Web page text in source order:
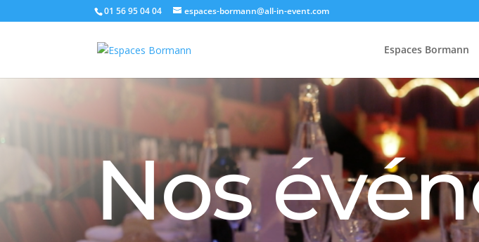
01 56 95 04 04 espaces-bormann@all-in-event.com
Espaces Bormann
Nos